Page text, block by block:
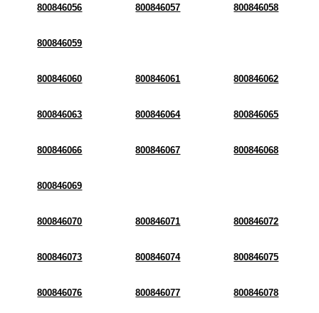
800846056 800846057 800846058
800846059
800846060 800846061 800846062
800846063 800846064 800846065
800846066 800846067 800846068
800846069
800846070 800846071 800846072
800846073 800846074 800846075
800846076 800846077 800846078